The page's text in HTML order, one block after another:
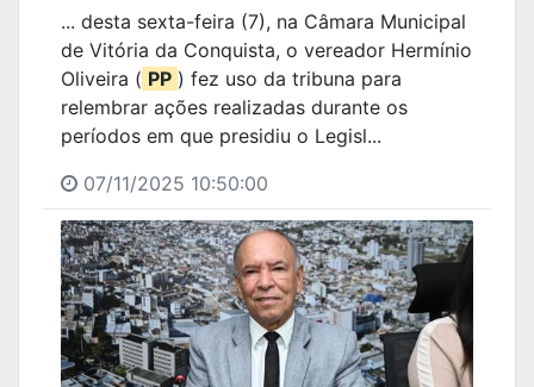
... desta sexta-feira (7), na Câmara Municipal
de Vitória da Conquista, o vereador Hermínio
Oliveira ( PP ) fez uso da tribuna para
relembrar ações realizadas durante os
períodos em que presidiu o Legisl...
07/11/2025 10:50:00